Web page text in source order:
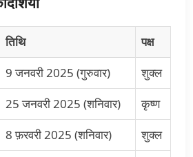
तिथि
पक्ष
9 जनवरी 2025 (गुरुवार)
शुक्ल
25 जनवरी 2025 (शनिवार)
कृष्ण
8 फ़रवरी 2025 (शनिवार) शुक्ल